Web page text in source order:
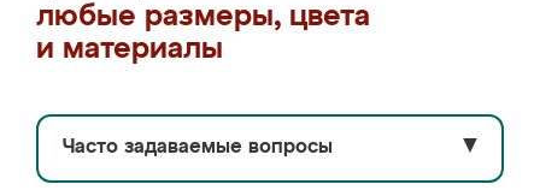
любые размеры, цвета
и материалы
Часто задаваемые вопросы ▼